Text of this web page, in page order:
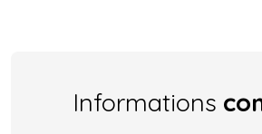
Informations